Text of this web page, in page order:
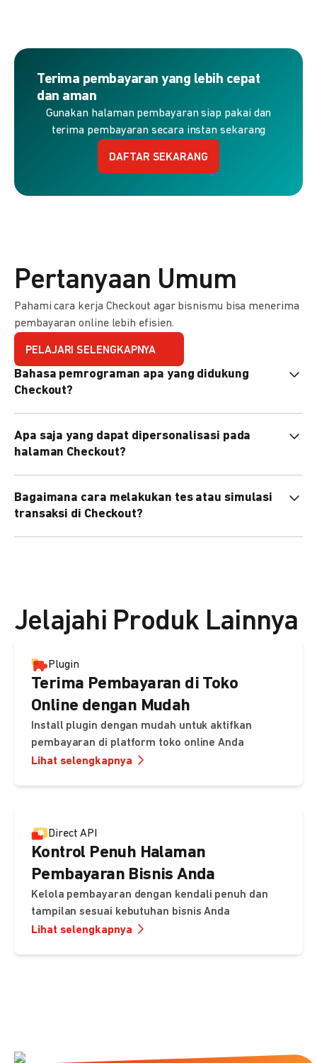
Terima pembayaran yang lebih cepat
dan aman
Gunakan halaman pembayaran siap pakai dan
terima pembayaran secara instan sekarang
DAFTAR SEKARANG
Pertanyaan Umum
Pahami cara kerja Checkout agar bisnismu bisa menerima
pembayaran online lebih efisien.
PELAJARI SELENGKAPNYA
Bahasa pemrograman apa yang didukung
Checkout?
PHP, Node.js, Go, dll).
Apa saja yang dapat dipersonalisasi pada
halaman Checkout?
preferensi bahasa, dan urutan metode pembayaran sesuai
kebutuhan brand Anda.
Bagaimana cara melakukan tes atau simulasi
transaksi di Checkout?
Jelajahi Produk Lainnya
Plugin
Terima Pembayaran di Toko
Online dengan Mudah
Install plugin dengan mudah untuk aktifkan
pembayaran di platform toko online Anda
Lihat selengkapnya
Direct API
Kontrol Penuh Halaman
Pembayaran Bisnis Anda
Kelola pembayaran dengan kendali penuh dan
tampilan sesuai kebutuhan bisnis Anda
Lihat selengkapnya